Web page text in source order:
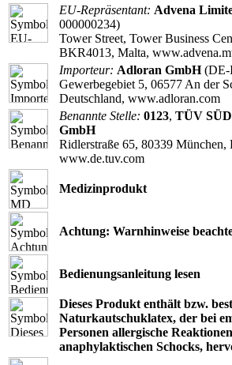
EU-Repräsentant: Advena
000000234)
Tower Street, Tower Business
BKR4013, Malta,
Importeur: Adloran GmbH(DE-
Gewerbegebiet 5, 06577 An der
Deutschland, www.adloran.com
Benannte Stelle: 0123, TÜV
GmbH
Ridlerstraße 65, 80339 München,
www.de.tuv.com
Medizinprodukt
Achtung: Warnhinweise
Bedienungsanleitung lesen
Dieses Produkt enthält bzw.
Naturkautschuklatex, der bei
Personen allergische
anaphylaktischen Schocks,